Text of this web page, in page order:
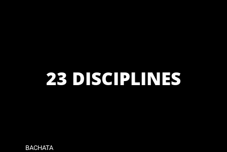
23 DISCIPLINES
BACHATA